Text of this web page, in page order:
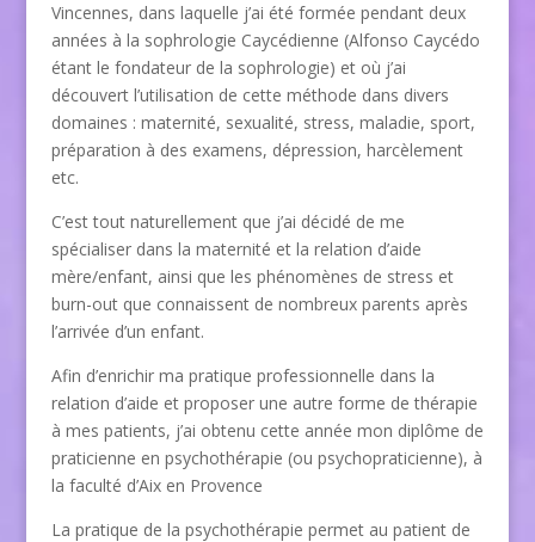
Vincennes, dans laquelle j’ai été formée pendant deux
années à la sophrologie Caycédienne (Alfonso Caycédo
étant le fondateur de la sophrologie) et où j’ai
découvert l’utilisation de cette méthode dans divers
domaines : maternité, sexualité, stress, maladie, sport,
préparation à des examens, dépression, harcèlement
etc.
C’est tout naturellement que j’ai décidé de me
spécialiser dans la maternité et la relation d’aide
mère/enfant, ainsi que les phénomènes de stress et
burn-out que connaissent de nombreux parents après
l’arrivée d’un enfant.
Afin d’enrichir ma pratique professionnelle dans la
relation d’aide et proposer une autre forme de thérapie
à mes patients, j’ai obtenu cette année mon diplôme de
praticienne en psychothérapie (ou psychopraticienne), à
la faculté d’Aix en Provence
La pratique de la psychothérapie permet au patient de